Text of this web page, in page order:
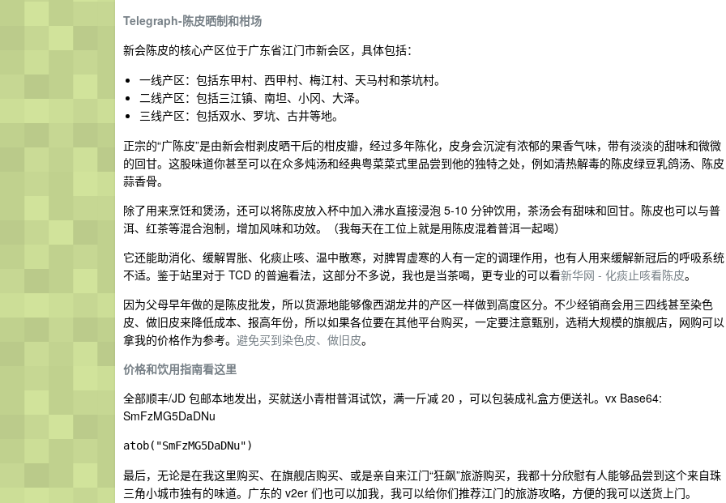
Telegraph-陈皮晒制和柑场
新会陈皮的核心产区位于广东省江门市新会区，具体包括：
一线产区：包括东甲村、西甲村、梅江村、天马村和茶坑村。
二线产区：包括三江镇、南坦、小冈、大泽。
三线产区：包括双水、罗坑、古井等地。
正宗的“广陈皮”是由新会柑剥皮晒干后的柑皮瓣，经过多年陈化，皮身会沉淀有浓郁的果香气味，带有淡淡的甜味和微微
的回甘。这股味道你甚至可以在众多炖汤和经典粤菜菜式里品尝到他的独特之处，例如清热解毒的陈皮绿豆乳鸽汤、陈皮
蒜香骨。
除了用来烹饪和煲汤，还可以将陈皮放入杯中加入沸水直接浸泡 5-10 分钟饮用，茶汤会有甜味和回甘。陈皮也可以与普
洱、红茶等混合泡制，增加风味和功效。（我每天在工位上就是用陈皮混着普洱一起喝）
它还能助消化、缓解胃胀、化痰止咳、温中散寒，对脾胃虚寒的人有一定的调理作用，也有人用来缓解新冠后的呼吸系统
不适。鉴于站里对于 TCD 的普遍看法，这部分不多说，我也是当茶喝，更专业的可以看新华网 - 化痰止咳看陈皮。
因为父母早年做的是陈皮批发，所以货源地能够像西湖龙井的产区一样做到高度区分。不少经销商会用三四线甚至染色
皮、做旧皮来降低成本、报高年份，所以如果各位要在其他平台购买，一定要注意甄别，选稍大规模的旗舰店，网购可以
拿我的价格作为参考。 避免买到染色皮、做旧皮。
价格和饮用指南看这里
全部顺丰/JD 包邮本地发出，买就送小青柑普洱试饮，满一斤减 20 ，可以包装成礼盒方便送礼。vx Base64:
SmFzMG5DaDNu
atob("SmFzMG5DaDNu")
最后，无论是在我这里购买、在旗舰店购买、或是亲自来江门“狂飙”旅游购买，我都十分欣慰有人能够品尝到这个来自珠
三角小城市独有的味道。广东的 v2er 们也可以加我，我可以给你们推荐江门的旅游攻略，方便的我可以送货上门。